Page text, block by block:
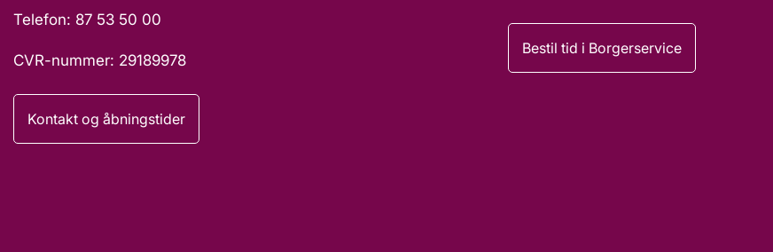
Telefon: 87 53 50 00
CVR-nummer: 29189978
Kontakt og åbningstider
Bestil tid i Borgerservice